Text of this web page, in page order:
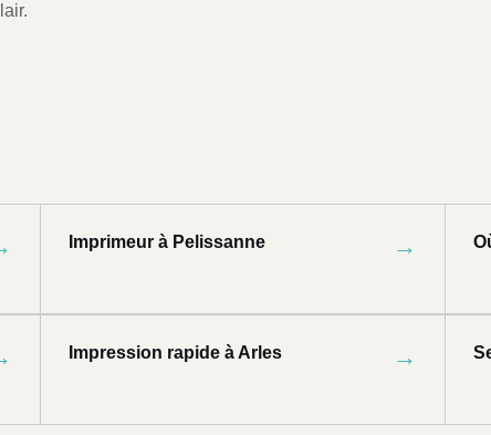
Imprimeur à Pelissanne →
Impression rapide à Arles →